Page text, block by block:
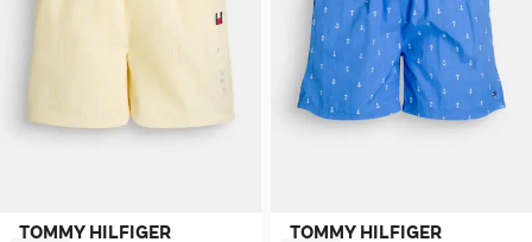
TOMMY HILFIGER TOMMY HILFIGER